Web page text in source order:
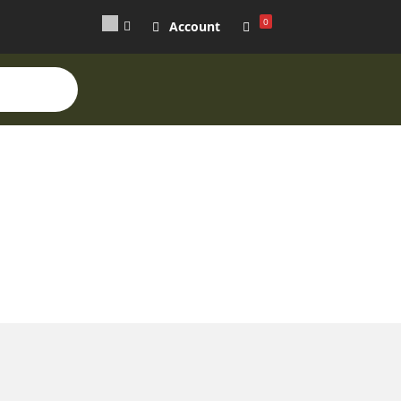
0
Account